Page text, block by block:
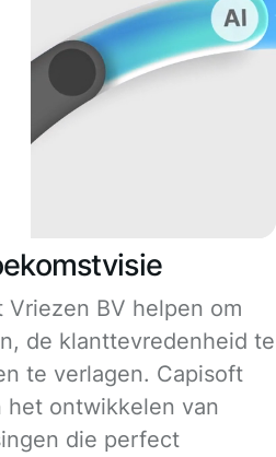
Vriezen BV helpen om
de klanttevredenheid te
te verlagen. Capisoft
het ontwikkelen van
die perfect